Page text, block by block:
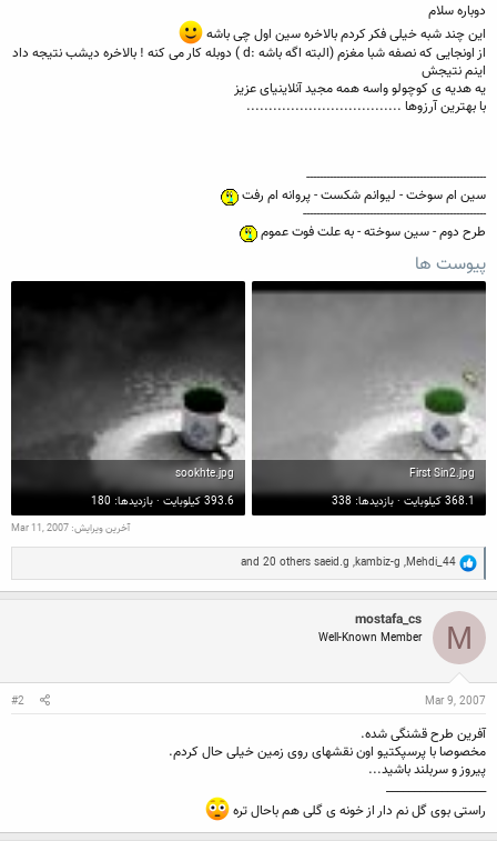
و
ض
و
ع
دوباره سلام
این چند شبه خیلی فکر کردم بالاخره سین اول چی باشه
از اونجایی که نصفه شبا مغزم (البته اگه باشه :d ) دوبله کار می کنه ! بالاخره دیشب نتیجه داد
اینم نتیجش
یه هدیه ی کوچولو واسه همه مجید آنلاینیای عزیز
با بهترین آرزوها ...................................
------------------------------------------------------
سین ام سوخت - لیوانم شکست - پروانه ام رفت
-------------------------------------------------------
طرح دوم - سین سوخته - به علت فوت عموم
پیوست ها
First Sin2.jpg
368.1 کیلوبایت · بازدیدها: 338
sookhte.jpg
393.6 کیلوبایت · بازدیدها: 180
آخرین ویرایش: Mar 11, 2007
R
e
a
c
i
o
n
:
Mehdi_44
,
kambiz-g
,
saeid.g
M
mostafa_cs
Well-Known Member
Mar 9, 2007
#2
آفرین طرح قشنگی شده.
مخصوصا با پرسپکتیو اون نقشهای روی زمین خیلی حال کردم.
پیروز و سربلند باشید...
__________________
راستی بوی گل نم دار از خونه ی گلی هم باحال تره